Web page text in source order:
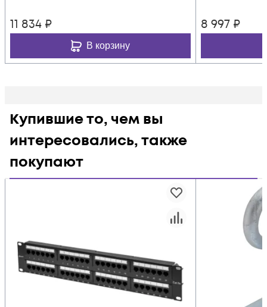
11 834 ₽
В корзину
8 997 ₽
Купившие то, чем вы
интересовались, также
покупают